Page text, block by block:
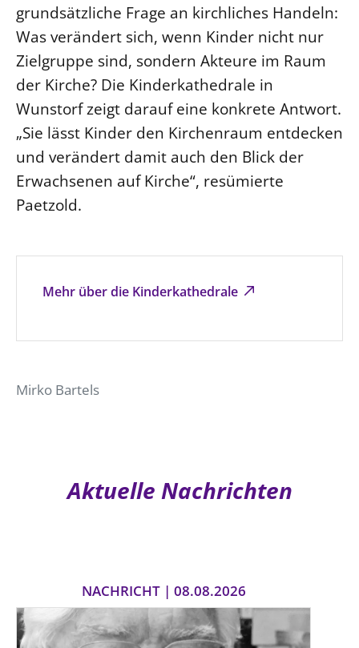
Mehr über die Kinderkathedrale
grundsätzliche Frage an kirchliches Handeln:
Was verändert sich, wenn Kinder nicht nur
Zielgruppe sind, sondern Akteure im Raum
der Kirche? Die Kinderkathedrale in
Wunstorf zeigt darauf eine konkrete Antwort.
„Sie lässt Kinder den Kirchenraum entdecken
und verändert damit auch den Blick der
Erwachsenen auf Kirche“, resümierte
Paetzold.
Mirko Bartels
Aktuelle Nachrichten
NACHRICHT | 08.08.2026